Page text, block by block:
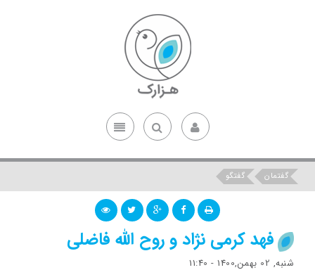
گفتمان گفتگو
فهد کرمی نژاد و روح الله فاضلی
شنبه, 02 بهمن,1400 - 11:40